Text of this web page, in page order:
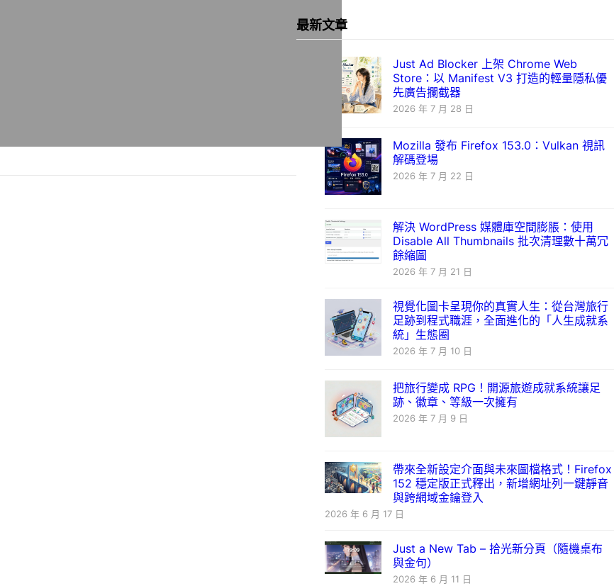
最新文章
Just Ad Blocker 上架 Chrome Web
Store：以 Manifest V3 打造的輕量隱私優
先廣告攔截器
2026 年 7 月 28 日
Mozilla 發布 Firefox 153.0：Vulkan 視訊
解碼登場
2026 年 7 月 22 日
解決 WordPress 媒體庫空間膨脹：使用
Disable All Thumbnails 批次清理數十萬冗
餘縮圖
2026 年 7 月 21 日
視覺化圖卡呈現你的真實人生：從台灣旅行
足跡到程式職涯，全面進化的「人生成就系
統」生態圈
2026 年 7 月 10 日
把旅行變成 RPG！開源旅遊成就系統讓足
跡、徽章、等級一次擁有
2026 年 7 月 9 日
帶來全新設定介面與未來圖檔格式！Firefox
152 穩定版正式釋出，新增網址列一鍵靜音
與跨網域金鑰登入
2026 年 6 月 17 日
Just a New Tab – 拾光新分頁（隨機桌布
與金句）
2026 年 6 月 11 日